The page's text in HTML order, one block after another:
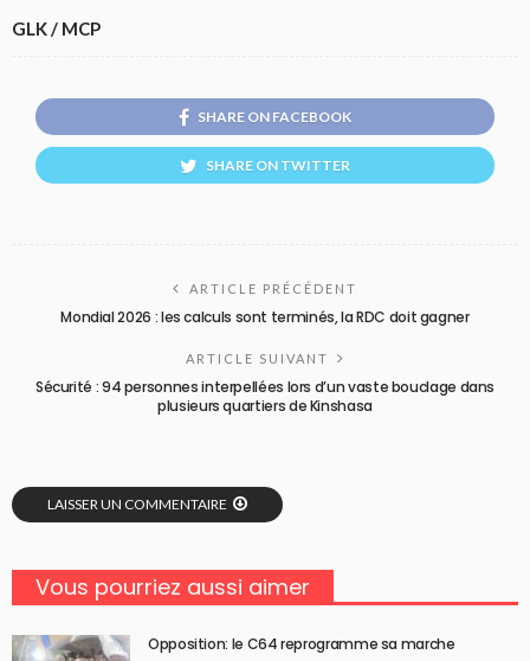
GLK / MCP
SHARE ON FACEBOOK
SHARE ON TWITTER
ARTICLE PRÉCÉDENT
Mondial 2026 : les calculs sont terminés, la RDC doit gagner
ARTICLE SUIVANT
Sécurité : 94 personnes interpellées lors d’un vaste bouclage dans
plusieurs quartiers de Kinshasa
LAISSER UN COMMENTAIRE
Vous pourriez aussi aimer
Opposition: le C64 reprogramme sa marche